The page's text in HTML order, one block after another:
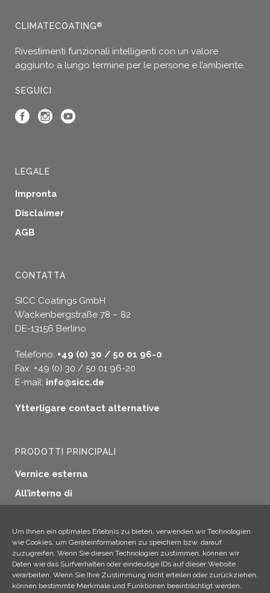
Um Ihnen ein optimales Erlebnis zu bieten, verwenden wir Technologien
wie Cookies, um Geräteinformationen zu speichern bzw. darauf
zuzugreifen. Wenn Sie diesen Technologien zustimmen, können wir
Daten wie das Surfverhalten oder eindeutige IDs auf dieser Website
verarbeiten. Wenn Sie Ihre Zustimmung nicht erteilen oder zurückziehen,
können bestimmte Merkmale und Funktionen beeinträchtigt werden.
CLIMATECOATING®
Rivestimenti funzionali intelligenti con un valore
aggiunto a lungo termine per le persone e l’ambiente.
SEGUICI
LEGALE
Impronta
Disclaimer
AGB
CONTATTA
SICC Coatings GmbH
Wackenbergstraße 78 – 82
DE-13156 Berlino
Telefono: +49 (0) 30 / 50 01 96-0
Fax: +49 (0) 30 / 50 01 96-20
E-mail: info@sicc.de
Ytterligare contact alternative
PRODOTTI PRINCIPALI
Vernice esterna
All’interno di
Protezione del legno
Applicazioni industriali
Altri prodotti